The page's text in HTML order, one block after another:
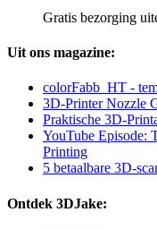
Gratis bezorging
Uit ons magazine:
colorFabb_HT -
3D-Printer Nozzle
Praktische 3D-
YouTube Episode:
Printing
5 betaalbare 3D-
Ontdek 3DJake: